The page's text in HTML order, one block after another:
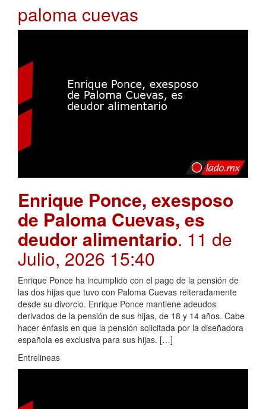
paloma cuevas
Enrique Ponce, exesposo
de Paloma Cuevas, es
deudor alimentario. 11 de
Julio, 2026 15:40
Enrique Ponce ha incumplido con el pago de la pensión de
las dos hijas que tuvo con Paloma Cuevas reiteradamente
desde su divorcio. Enrique Ponce mantiene adeudos
derivados de la pensión de sus hijas, de 18 y 14 años. Cabe
hacer énfasis en que la pensión solicitada por la diseñadora
española es exclusiva para sus hijas. […]
Entrelineas